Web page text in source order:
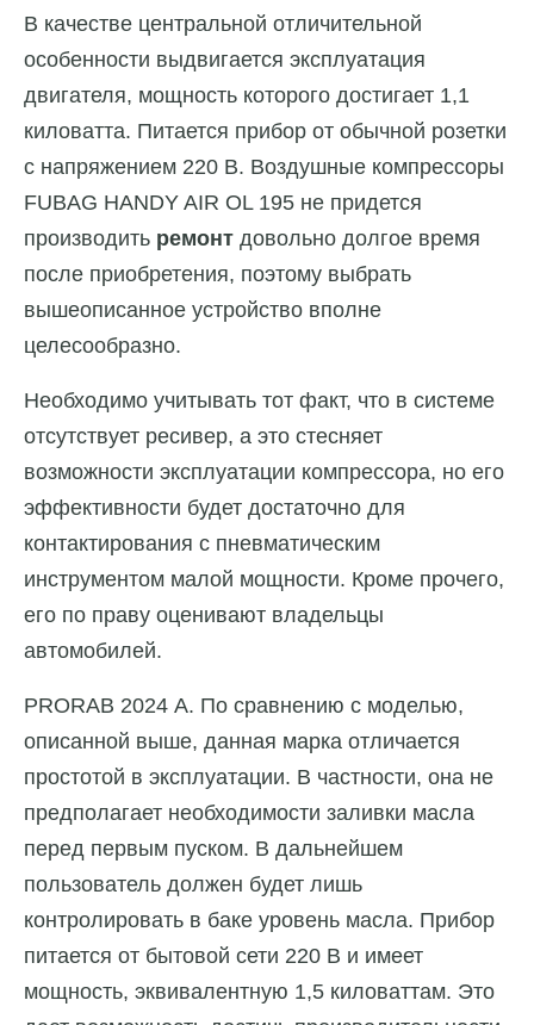
В качестве центральной отличительной
особенности выдвигается эксплуатация
двигателя, мощность которого достигает 1,1
киловатта. Питается прибор от обычной розетки
с напряжением 220 В. Воздушные компрессоры
FUBAG HANDY AIR OL 195 не придется
производить ремонт довольно долгое время
после приобретения, поэтому выбрать
вышеописанное устройство вполне
целесообразно.
Необходимо учитывать тот факт, что в системе
отсутствует ресивер, а это стесняет
возможности эксплуатации компрессора, но его
эффективности будет достаточно для
контактирования с пневматическим
инструментом малой мощности. Кроме прочего,
его по праву оценивают владельцы
автомобилей.
PRORAB 2024 А. По сравнению с моделью,
описанной выше, данная марка отличается
простотой в эксплуатации. В частности, она не
предполагает необходимости заливки масла
перед первым пуском. В дальнейшем
пользователь должен будет лишь
контролировать в баке уровень масла. Прибор
питается от бытовой сети 220 В и имеет
мощность, эквивалентную 1,5 киловаттам. Это